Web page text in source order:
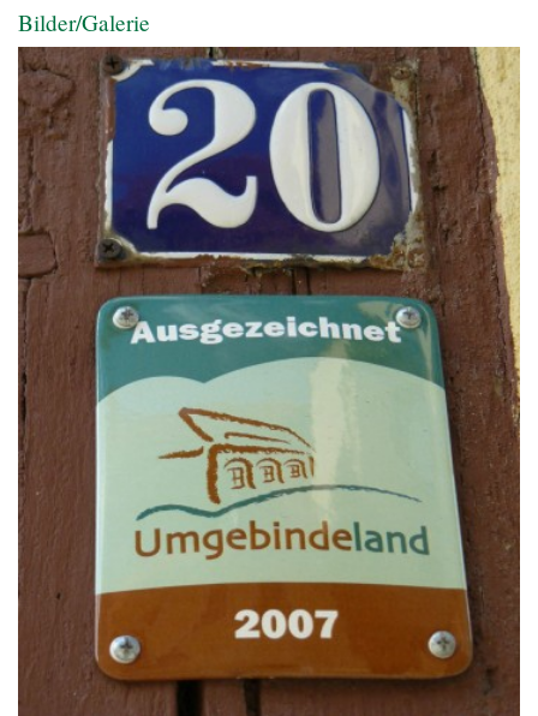
Bilder/Galerie